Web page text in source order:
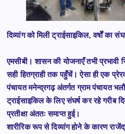
दिव्यांग को मिली ट्राईसाइकिल, वर्षों का
एमसीबी। शासन की योजनाएँ तभी प्रभावी
सही हितग्राही तक पहुँचें। ऐसा ही एक
पंचायत मनेन्द्रगढ़ अंतर्गत ग्राम पंचायत
ट्राईसाइकिल के लिए संघर्ष कर रहे गरीब
प्रतीक्षा अंततः समाप्त हुई।
शारीरिक रूप से दिव्यांग होने के कारण